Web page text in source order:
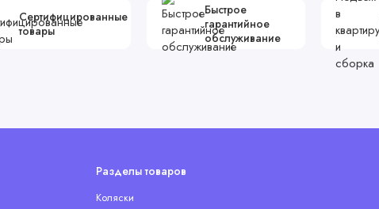
Сертифицированные
товары
Быстрое
гарантийное
обслуживание
Разделы товаров
Коляски